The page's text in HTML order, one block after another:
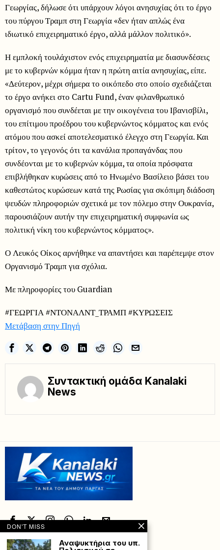
Γεωργίας, δήλωσε ότι υπάρχουν λόγοι ανησυχίας ότι το έργο
του πύργου Τραμπ στη Γεωργία «δεν ήταν απλώς ένα
ιδιωτικό επιχειρηματικό έργο, αλλά μάλλον πολιτικό».
Η εμπλοκή τουλάχιστον ενός επιχειρηματία με διασυνδέσεις
με το κυβερνών κόμμα ήταν η πρώτη αιτία ανησυχίας, είπε.
«Δεύτερον, μέχρι σήμερα το οικόπεδο στο οποίο σχεδιάζεται
το έργο ανήκει στο Cartu Fund, έναν φιλανθρωπικό
οργανισμό που συνδέεται με την οικογένεια του Ιβανισβίλι,
του επίτιμου προέδρου του κυβερνώντος κόμματος και ενός
ατόμου που ασκεί αποτελεσματικό έλεγχο στη Γεωργία. Και
τρίτον, το γεγονός ότι τα κανάλια προπαγάνδας που
συνδέονται με το κυβερνών κόμμα, τα οποία πρόσφατα
επιβλήθηκαν κυρώσεις από το Ηνωμένο Βασίλειο βάσει του
καθεστώτος κυρώσεων κατά της Ρωσίας για σκόπιμη διάδοση
ψευδών πληροφοριών σχετικά με τον πόλεμο στην Ουκρανία,
παρουσιάζουν αυτήν την επιχειρηματική συμφωνία ως
πολιτική νίκη του κυβερνώντος κόμματος».
Ο Λευκός Οίκος αρνήθηκε να απαντήσει και παρέπεμψε στον
Οργανισμό Τραμπ για σχόλια.
Με πληροφορίες του Guardian
#ΓΕΩΡΓΙΑ #ΝΤΟΝΑΛΝΤ_ΤΡΑΜΠ #ΚΥΡΩΣΕΙΣ
Μετάβαση στην Πηγή
Συντακτική ομάδα Kanalaki
News
DON'T MISS
Αναψυκτήρια του υπ.